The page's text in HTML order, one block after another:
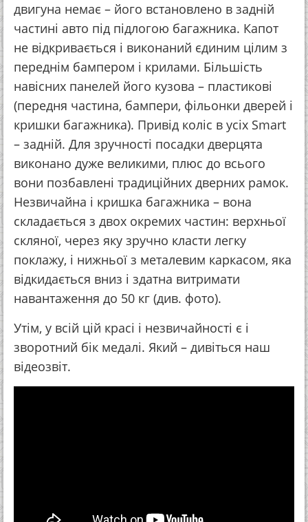
двигуна немає – його встановлено в задній
частині авто під підлогою багажника. Капот
не відкривається і виконаний єдиним цілим з
переднім бампером і крилами. Більшість
навісних панелей його кузова – пластикові
(передня частина, бампери, фільонки дверей і
кришки багажника). Привід коліс в усіх Smart
– задній. Для зручності посадки дверцята
виконано дуже великими, плюс до всього
вони позбавлені традиційних дверних рамок.
Незвичайна і кришка багажника – вона
складається з двох окремих частин: верхньої
скляної, через яку зручно класти легку
поклажу, і нижньої з металевим каркасом, яка
відкидається вниз і здатна витримати
навантаження до 50 кг (див. фото).
Утім, у всій цій красі і незвичайності є і
зворотний бік медалі. Який – дивіться наш
відеозвіт.